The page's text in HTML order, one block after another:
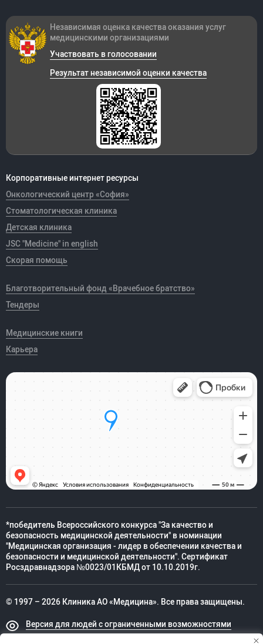
Корпоративные интернет ресурсы
Онкологический центр «София»
Стоматологическая клиника
Детская клиника
JSC "Medicine" in english
Скорая помощь
Благотворительный фонд «Врачебное братство»
Тендеры
Медицинские книги
Карьера
Независимая оценка качества оказания услуг
медицинскими организациями
Участвовать в голосовании
Результат независимой оценки качества
*победитель Всероссийского конкурса "За качество и
безопасность медицинской деятельности" в номинации
"Медицинская организация - лидер в обеспечении качества и
безопасности и медицинской деятельности". Сертификат
Росздравнадзора №0023/01КБМД от 10.10.2019г.
© 1997 – 2026 Клиника АО «Медицина». Все права защищены.
Версия для людей с ограниченными возможностями